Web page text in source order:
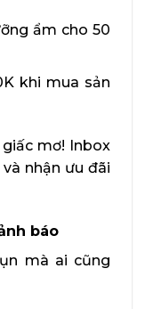
ẩm cho 50
khi mua sản
mơ! Inbox
nhận ưu đãi
báo
mà ai cũng